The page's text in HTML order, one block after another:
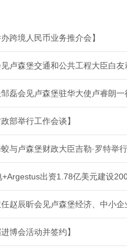
跨境人民币业务推介会】
卢森堡交通和公共工程大臣白友
磊会见卢森堡驻华大使卢睿朗一
部举行工作会谈】
与卢森堡财政大臣吉勒·罗特举行
博会活动并签约】